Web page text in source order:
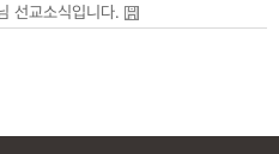
선교소식입니다.